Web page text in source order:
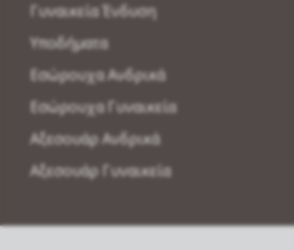
Γυναικεία Ένδυση
Υποδήματα
Εσώρουχα Ανδρικά
Εσώρουχα Γυναικεία
Αξεσουάρ Ανδρικά
Αξεσουάρ Γυναικεία